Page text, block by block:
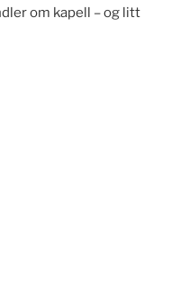
om kapell – og litt